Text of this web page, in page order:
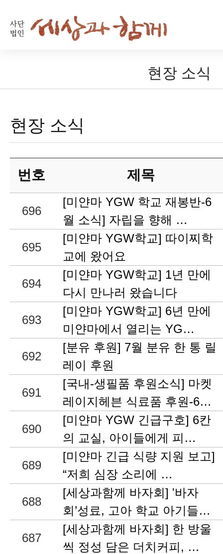
현장 소식
현장 소식
번호 제목
696
[미얀마 YGW 학교 재봉반-6
월 소식] 자립을 향해 …
695
[미얀마 YGW학교] 따이찌학
교에 왔어요
694
[미얀마 YGW학교] 1년 만에
다시 만나러 왔습니다
693
[미얀마 YGW학교] 6년 만에
미얀마에서 열리는 YG…
692
[분유 후원] 7월 분유 한 통 릴
레이 후원
691
[국내-생필품 후원소식] 마켓
레이지헤븐 식료품 후원-6…
690
[미얀마 YGW 긴급구호] 6칸
의 교실, 아이들에게 피…
689
[미얀마 긴급 식량 지원 보고]
“저희 심장 소리에 …
688
[세상과함께 바자회] '바자
회’성료, 고아 학교 아기들…
687
[세상과함께 바자회] 한 방울
씩 정성 담은 더치커피, …